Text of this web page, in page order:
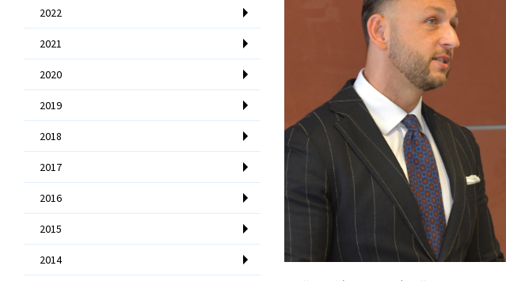
2022
2021
2020
2019
2018
2017
2016
2015
2014